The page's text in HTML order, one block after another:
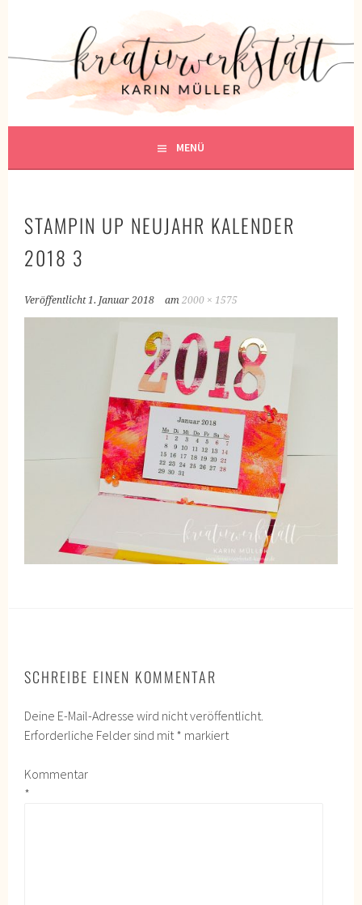
KREATIVWERKSTATT
KREATIV SEIN
MENÜ
STAMPIN UP NEUJAHR KALENDER
2018 3
Veröffentlicht1. Januar 2018 am2000 × 1575
SCHREIBE EINEN KOMMENTAR
Deine E-Mail-Adresse wird nicht veröffentlicht.
Erforderliche Felder sind mit * markiert
Kommentar
*